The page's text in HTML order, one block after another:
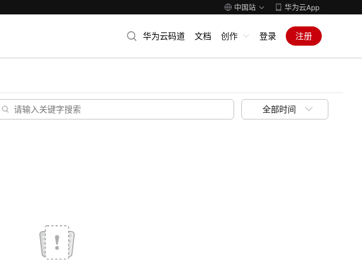
中国站 华为云App
华为云码道 文档 创作 登录 注册
全部时间